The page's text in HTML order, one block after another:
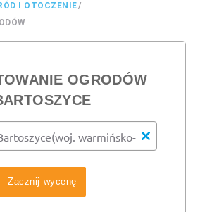
I OTOCZENIE/
OGRODÓW
Zacznij wycenę